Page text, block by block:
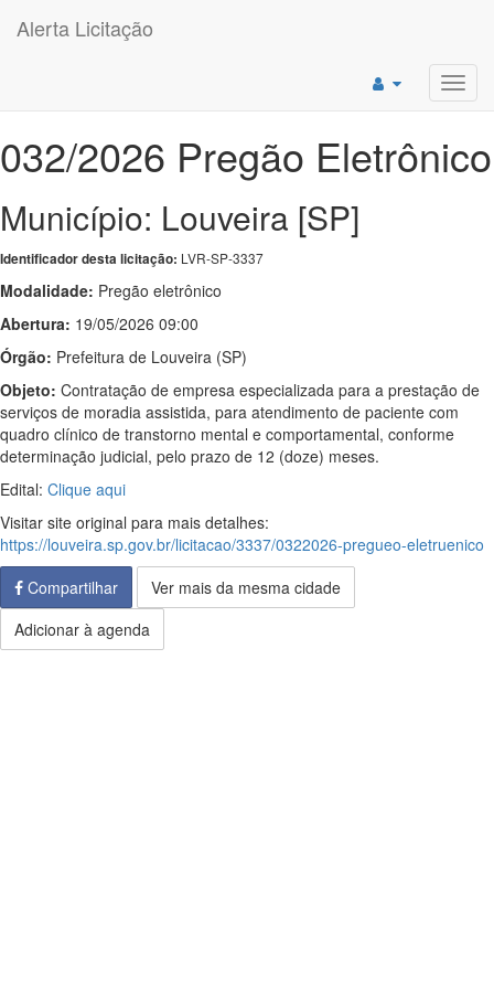
Alerta Licitação
032/2026 Pregão Eletrônico
Município: Louveira [SP]
Identificador desta licitação: LVR-SP-3337
Modalidade: Pregão eletrônico
Abertura: 19/05/2026 09:00
Órgão: Prefeitura de Louveira (SP)
Objeto: Contratação de empresa especializada para a prestação de
serviços de moradia assistida, para atendimento de paciente com
quadro clínico de transtorno mental e comportamental, conforme
determinação judicial, pelo prazo de 12 (doze) meses.
Edital: Clique aqui
Visitar site original para mais detalhes:
https://louveira.sp.gov.br/licitacao/3337/0322026-pregueo-eletruenico
Compartilhar
Ver mais da mesma cidade
Adicionar à agenda